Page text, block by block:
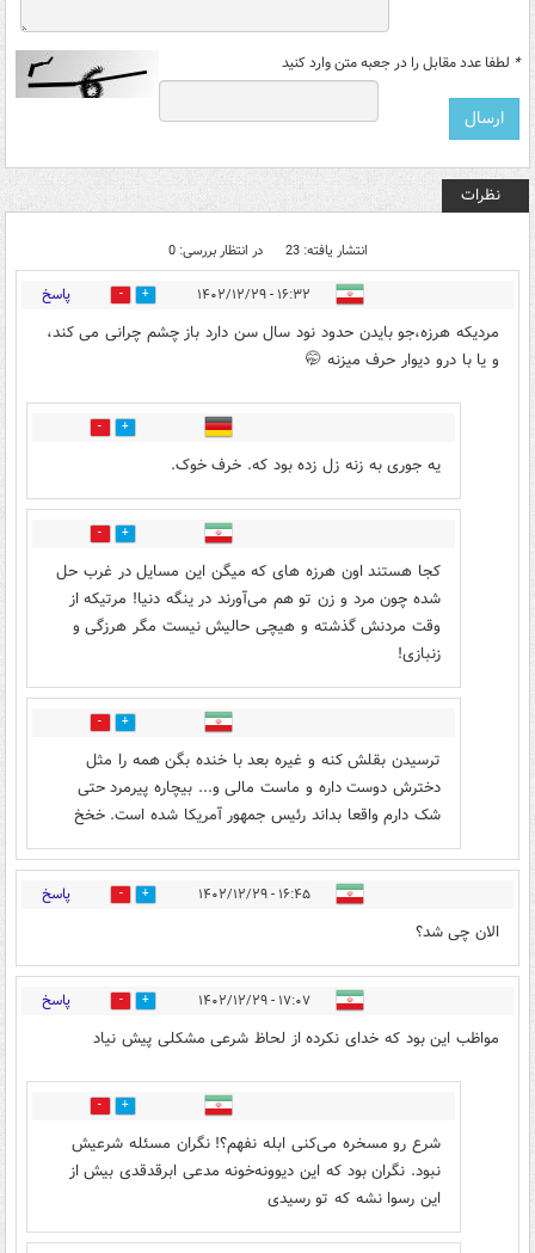
* لطفا عدد مقابل را در جعبه متن وارد کنید
نظرات
انتشار یافته: 23 در انتظار بررسی: 0
۱۶:۳۲ - ۱۴۰۲/۱۲/۲۹ 10 پاسخ
مردیکه هرزه،جو بایدن حدود نود سال سن دارد باز چشم چرانی می کند،
و یا با درو دیوار حرف میزنه 🤭
7
یه جوری به زنه زل زده بود که. خرف خوک.
0
کجا هستند اون هرزه های که میگن این مسایل در غرب حل
شده چون مرد و زن تو هم می‌آورند در ینگه دنیا! مرتیکه از
وقت مردنش گذشته و هیچی حالیش نیست مگر هرزگی و
زنبازی!
1
ترسیدن بقلش کنه و غیره بعد با خنده بگن همه را مثل
دخترش دوست داره و ماست مالی و... بیچاره پیرمرد حتی
شک دارم واقعا بداند رئیس جمهور آمریکا شده است. خخخ
۱۶:۴۵ - ۱۴۰۲/۱۲/۲۹ 3 پاسخ
الان چی شد؟
۱۷:۰۷ - ۱۴۰۲/۱۲/۲۹ 7 پاسخ
مواظب این بود که خدای نکرده از لحاظ شرعی مشکلی پیش نیاد
9
شرع رو مسخره می‌کنی ابله نفهم؟! نگران مسئله شرعیش
نبود. نگران بود که این دیوونه‌خونه مدعی ابرقدقدی بیش از
این رسوا نشه که تو رسیدی